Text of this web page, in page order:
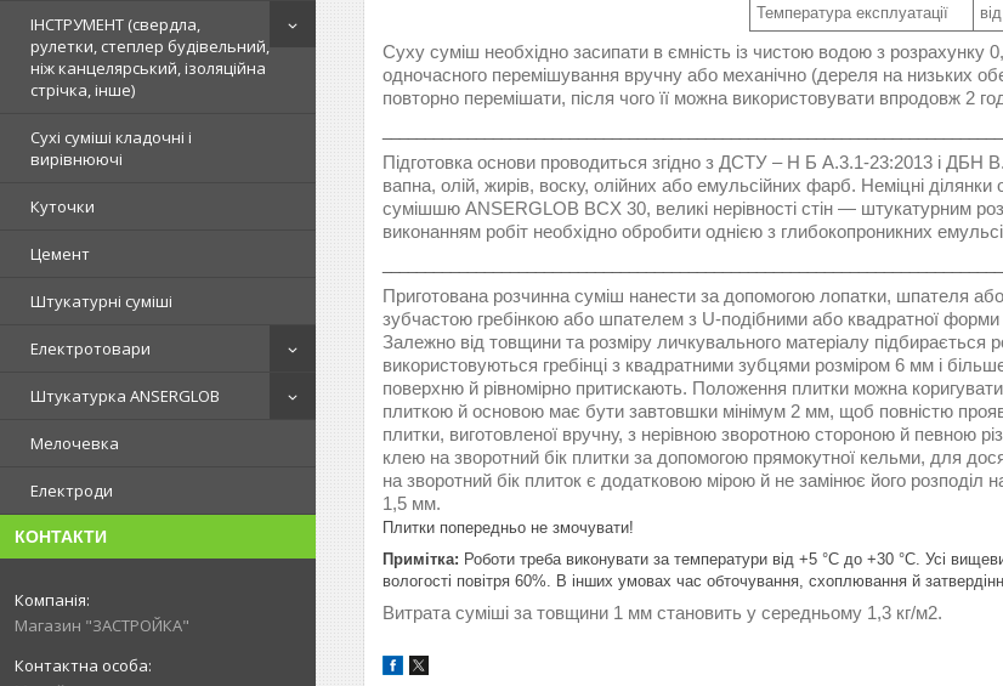
ІНСТРУМЕНТ (свердла,
рулетки, степлер будівельний,
ніж канцелярський, ізоляційна
стрічка, інше)
Сухі суміші кладочні і
вирівнюючі
Куточки
Цемент
Штукатурні суміші
Електротовари
Штукатурка ANSERGLOB
Мелочевка
Електроди
КОНТАКТИ
Магазин "ЗАСТРОЙКА"
Температура експлуатації
Суху суміш необхідно засипати в ємність із чистою водою з
одночасного перемішування вручну або механічно (дереля на низьких
повторно перемішати, після чого її можна використовувати впродовж 2
Підготовка основи проводиться згідно з ДСТУ – Н Б А.3.1-23:2013 і
вапна, олій, жирів, воску, олійних або емульсійних фарб. Неміцні
сумішшю ANSERGLOB BCX 30, великі нерівності стін — штукатурним
виконанням робіт необхідно обробити однією з глибокопроникних
Приготована розчинна суміш нанести за допомогою лопатки, шпателя
зубчастою гребінкою або шпателем з U-подібними або квадратної форми
Залежно від товщини та розміру личкувального матеріалу
використовуються гребінці з квадратними зубцями розміром 6 мм і
поверхню й рівномірно притискають. Положення плитки можна
плиткою й основою має бути завтовшки мінімум 2 мм, щоб повністю
плитки, виготовленої вручну, з нерівною зворотною стороною й певною
клею на зворотний бік плитки за допомогою прямокутної кельми, для
на зворотний бік плиток є додатковою мірою й не замінює його
1,5 мм.
Плитки попередньо не змочувати!
Примітка: Роботи треба виконувати за температури від +5 °C до +30 °C. Усі
вологості повітря 60%. В інших умовах час обточування, схоплювання й
Витрата суміші за товщини 1 мм становить у середньому 1,3 кг/м2.